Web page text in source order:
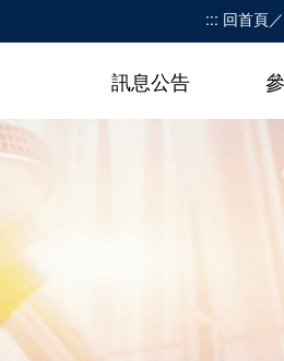
::: 回首頁
訊息公告